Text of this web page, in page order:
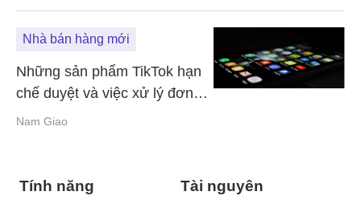
Nhà bán hàng mới
Những sản phẩm TikTok hạn
chế duyệt và việc xử lý đơn
hàng trên TikTok shop
Nam Giao
Tính năng Tài nguyên